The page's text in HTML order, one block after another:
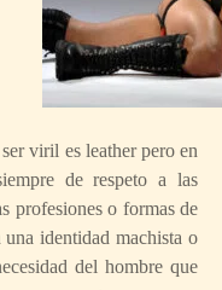
viril es leather pero en
de respeto a las
profesiones o formas de
identidad machista o
del hombre que